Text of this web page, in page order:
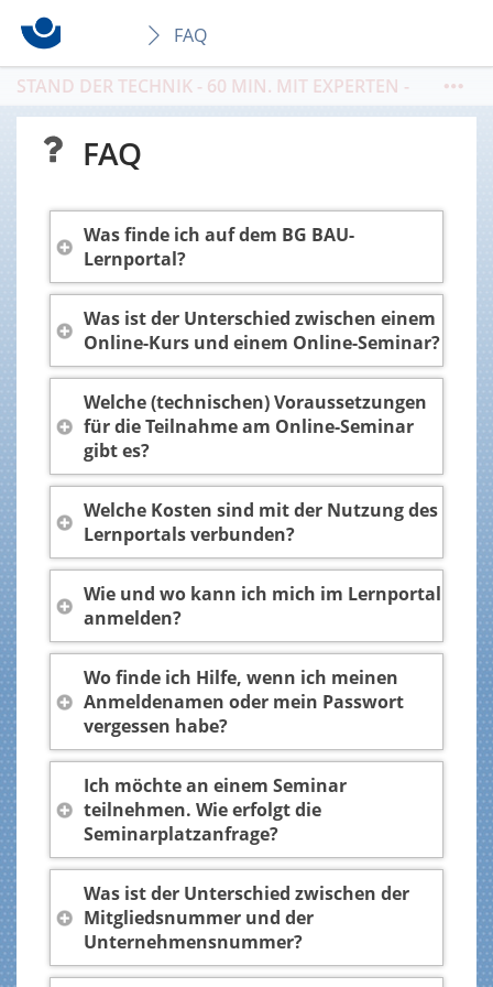
FAQ
STAND DER TECHNIK - 60 MIN. MIT EXPERTEN -
THEMA: Sicheres Heben von Lasten im
Holzbau / 10.08. / 09-10 Uhr / Buchung
https://seminare.bgbau.de/de/kat4000
FAQ
Was finde ich auf dem BG BAU-
Lernportal?
Was ist der Unterschied zwischen einem
Online-Kurs und einem Online-Seminar?
Welche (technischen) Voraussetzungen
für die Teilnahme am Online-Seminar
gibt es?
Welche Kosten sind mit der Nutzung des
Lernportals verbunden?
Wie und wo kann ich mich im Lernportal
anmelden?
Wo finde ich Hilfe, wenn ich meinen
Anmeldenamen oder mein Passwort
vergessen habe?
Ich möchte an einem Seminar
teilnehmen. Wie erfolgt die
Seminarplatzanfrage?
Was ist der Unterschied zwischen der
Mitgliedsnummer und der
Unternehmensnummer?